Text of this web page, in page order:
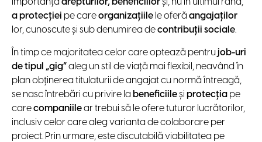
a protecției pe careorganizațiile le oferă angajaților
lor, cunoscute și sub denumirea decontribuții sociale.
În timp ce majoritatea celor care optează pentrujob-uri
de tipul „gig”aleg un stil de viață mai flexibil, neavând în
plan obținerea titulaturii de angajat cu normă întreagă,
se nasc întrebări cu privire la beneficiileși protecția pe
carecompaniilear trebui să le ofere tuturor lucrătorilor,
inclusiv celor care aleg varianta de colaborare per
proiect. Prin urmare, este discutabilă viabilitatea pe